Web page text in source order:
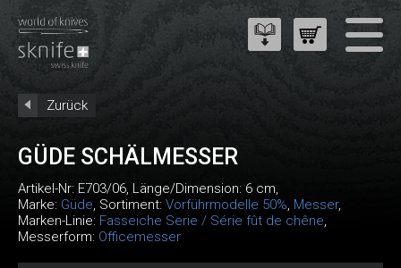
Zurück
GÜDE SCHÄLMESSER
Artikel-Nr: E703/06, Länge/Dimension: 6 cm,
Marke: Güde, Sortiment: Vorführmodelle 50%, Messer,
Marken-Linie: Fasseiche Serie / Série fût de chêne,
Messerform: Officemesser